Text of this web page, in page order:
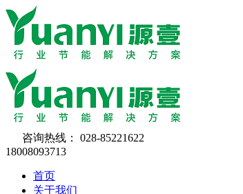
咨询热线： 028-85221622
18008093713
首页
关于我们